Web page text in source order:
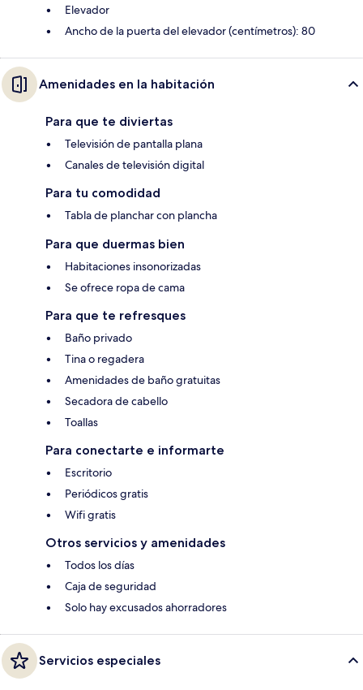
Elevador
Ancho de la puerta del elevador (centímetros): 80
Amenidades en la habitación
Para que te diviertas
Televisión de pantalla plana
Canales de televisión digital
Para tu comodidad
Tabla de planchar con plancha
Para que duermas bien
Habitaciones insonorizadas
Se ofrece ropa de cama
Para que te refresques
Baño privado
Tina o regadera
Amenidades de baño gratuitas
Secadora de cabello
Toallas
Para conectarte e informarte
Escritorio
Periódicos gratis
Wifi gratis
Otros servicios y amenidades
Todos los días
Caja de seguridad
Solo hay excusados ahorradores
Servicios especiales